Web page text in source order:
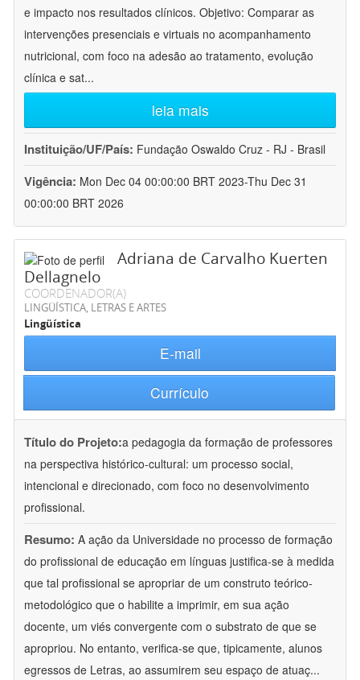
e impacto nos resultados clínicos. Objetivo: Comparar as
intervenções presenciais e virtuais no acompanhamento
nutricional, com foco na adesão ao tratamento, evolução
clínica e sat...
leia mais
Instituição/UF/País: Fundação Oswaldo Cruz - RJ - Brasil
Vigência: Mon Dec 04 00:00:00 BRT 2023-Thu Dec 31
00:00:00 BRT 2026
Adriana de Carvalho Kuerten
Dellagnelo
COORDENADOR(A)
LINGÜÍSTICA, LETRAS E ARTES
Lingüística
E-mail
Currículo
Título do Projeto:a pedagogia da formação de professores
na perspectiva histórico-cultural: um processo social,
intencional e direcionado, com foco no desenvolvimento
profissional.
Resumo: A ação da Universidade no processo de formação
do profissional de educação em línguas justifica-se à medida
que tal profissional se apropriar de um construto teórico-
metodológico que o habilite a imprimir, em sua ação
docente, um viés convergente com o substrato de que se
apropriou. No entanto, verifica-se que, tipicamente, alunos
egressos de Letras, ao assumirem seu espaço de atuaç...